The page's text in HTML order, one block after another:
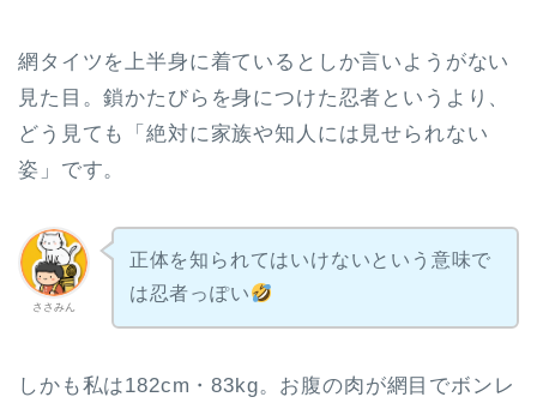
網タイツを上半身に着ているとしか言いようがない
見た目。鎖かたびらを身につけた忍者というより、
どう見ても「絶対に家族や知人には見せられない
姿」です。
ささみん
正体を知られてはいけないという意味で
は忍者っぽい
しかも私は182cm・83kg。お腹の肉が網目でボンレ